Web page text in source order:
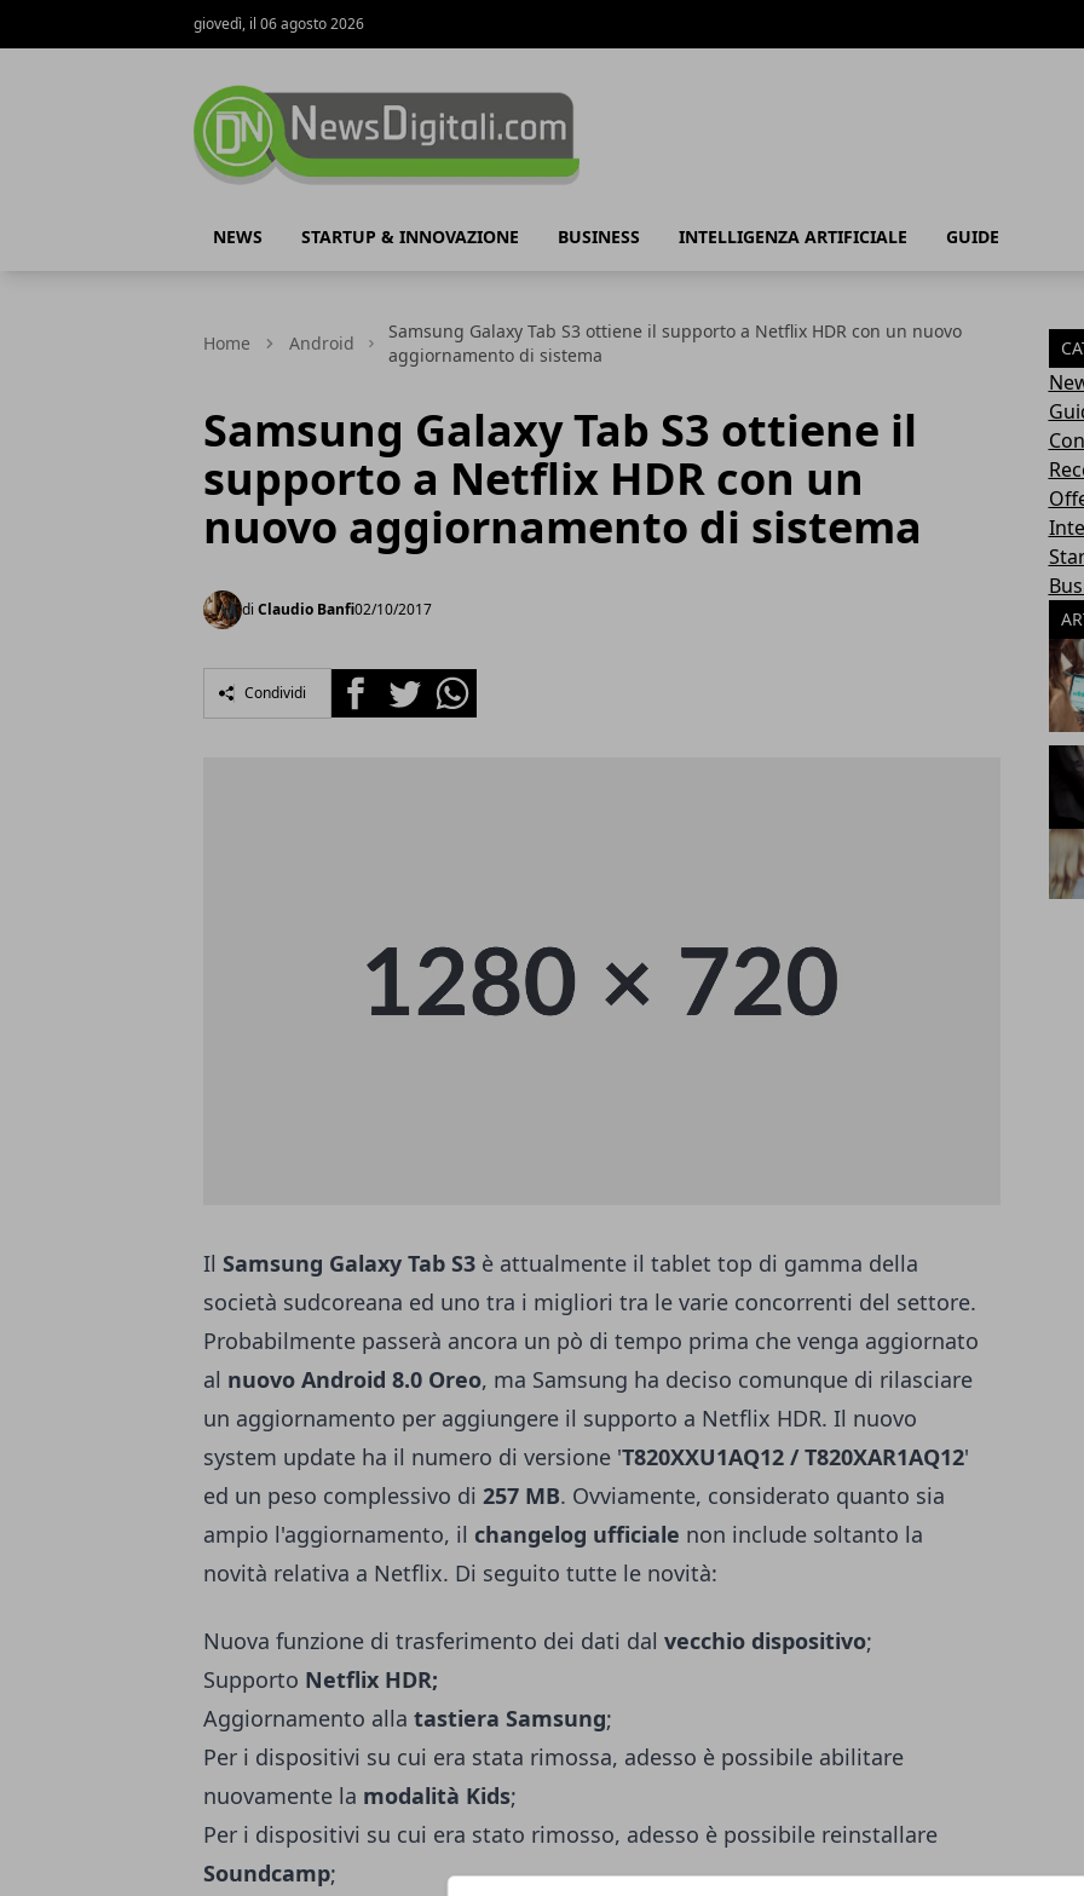
giovedì, il 06 agosto 2026
NEWS STARTUP & INNOVAZIONE BUSINESS INTELLIGENZA ARTIFICIALE GUIDE
Home Android
Samsung Galaxy Tab S3 ottiene il supporto a Netflix HDR con un nuovo
aggiornamento di sistema
Samsung Galaxy Tab S3 ottiene il
supporto a Netflix HDR con un
nuovo aggiornamento di sistema
di Claudio Banfi02/10/2017
Condividi FacebookTwitterWhatsapp
Il Samsung Galaxy Tab S3 è attualmente il tablet top di gamma della
società sudcoreana ed uno tra i migliori tra le varie concorrenti del settore.
Probabilmente passerà ancora un pò di tempo prima che venga aggiornato
al nuovo Android 8.0 Oreo, ma Samsung ha deciso comunque di rilasciare
un aggiornamento per aggiungere il supporto a Netflix HDR. Il nuovo
system update ha il numero di versione 'T820XXU1AQ12 / T820XAR1AQ12'
ed un peso complessivo di 257 MB. Ovviamente, considerato quanto sia
ampio l'aggiornamento, il changelog ufficiale non include soltanto la
novità relativa a Netflix. Di seguito tutte le novità:
Nuova funzione di trasferimento dei dati dal vecchio dispositivo;
Supporto Netflix HDR;
Aggiornamento alla tastiera Samsung;
Per i dispositivi su cui era stata rimossa, adesso è possibile abilitare
nuovamente la modalità Kids;
Per i dispositivi su cui era stato rimosso, adesso è possibile reinstallare
Soundcamp;